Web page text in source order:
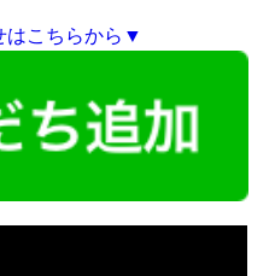
はこちらから▼